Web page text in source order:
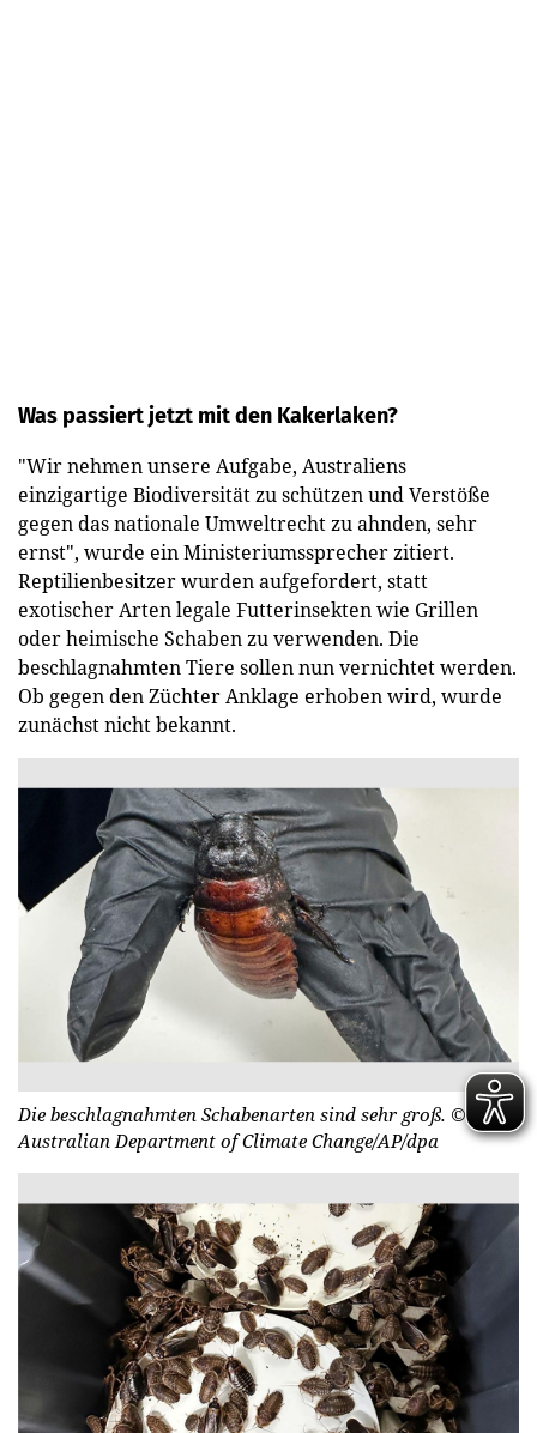
Was passiert jetzt mit den Kakerlaken?
"Wir nehmen unsere Aufgabe, Australiens
einzigartige Biodiversität zu schützen und Verstöße
gegen das nationale Umweltrecht zu ahnden, sehr
ernst", wurde ein Ministeriumssprecher zitiert.
Reptilienbesitzer wurden aufgefordert, statt
exotischer Arten legale Futterinsekten wie Grillen
oder heimische Schaben zu verwenden. Die
beschlagnahmten Tiere sollen nun vernichtet werden.
Ob gegen den Züchter Anklage erhoben wird, wurde
zunächst nicht bekannt.
Die beschlagnahmten Schabenarten sind sehr groß. ©
Australian Department of Climate Change/AP/dpa